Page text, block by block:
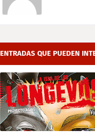
ENTRADAS QUE PUEDEN